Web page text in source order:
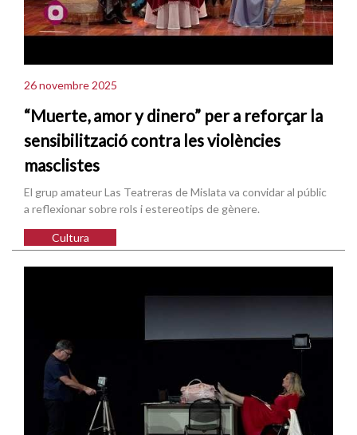
26 novembre 2025
“Muerte, amor y dinero” per a reforçar la
sensibilització contra les violències
masclistes
El grup amateur Las Teatreras de Mislata va convidar al públic
a reflexionar sobre rols i estereotips de gènere.
Cultura